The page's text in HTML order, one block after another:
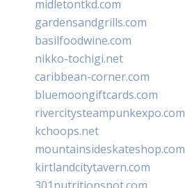
midletontkd.com
gardensandgrills.com
basilfoodwine.com
nikko-tochigi.net
caribbean-corner.com
bluemoongiftcards.com
rivercitysteampunkexpo.com
kchoops.net
mountainsideskateshop.com
kirtlandcitytavern.com